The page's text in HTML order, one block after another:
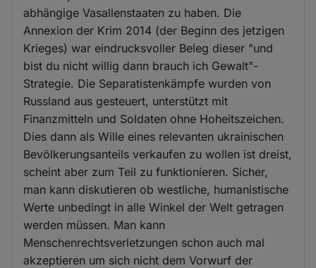
abhängige Vasallenstaaten zu haben. Die
Annexion der Krim 2014 (der Beginn des jetzigen
Krieges) war eindrucksvoller Beleg dieser "und
bist du nicht willig dann brauch ich Gewalt"-
Strategie. Die Separatistenkämpfe wurden von
Russland aus gesteuert, unterstützt mit
Finanzmitteln und Soldaten ohne Hoheitszeichen.
Dies dann als Wille eines relevanten ukrainischen
Bevölkerungsanteils verkaufen zu wollen ist dreist,
scheint aber zum Teil zu funktionieren. Sicher,
man kann diskutieren ob westliche, humanistische
Werte unbedingt in alle Winkel der Welt getragen
werden müssen. Man kann
Menschenrechtsverletzungen schon auch mal
akzeptieren um sich nicht dem Vorwurf der